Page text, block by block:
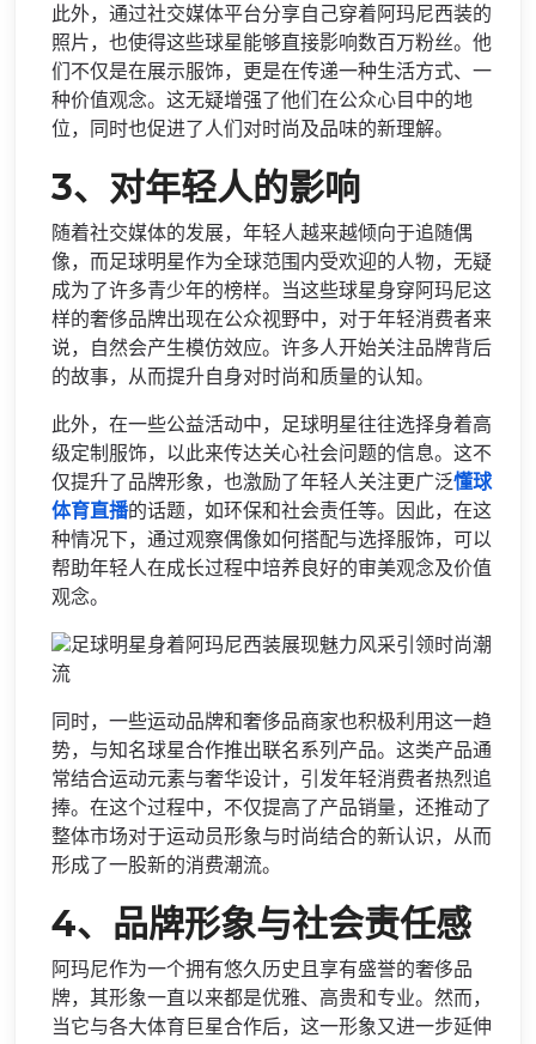
此外，通过社交媒体平台分享自己穿着阿玛尼西装的
照片，也使得这些球星能够直接影响数百万粉丝。他
们不仅是在展示服饰，更是在传递一种生活方式、一
种价值观念。这无疑增强了他们在公众心目中的地
位，同时也促进了人们对时尚及品味的新理解。
3、对年轻人的影响
随着社交媒体的发展，年轻人越来越倾向于追随偶
像，而足球明星作为全球范围内受欢迎的人物，无疑
成为了许多青少年的榜样。当这些球星身穿阿玛尼这
样的奢侈品牌出现在公众视野中，对于年轻消费者来
说，自然会产生模仿效应。许多人开始关注品牌背后
的故事，从而提升自身对时尚和质量的认知。
此外，在一些公益活动中，足球明星往往选择身着高
级定制服饰，以此来传达关心社会问题的信息。这不
仅提升了品牌形象，也激励了年轻人关注更广泛懂球
体育直播的话题，如环保和社会责任等。因此，在这
种情况下，通过观察偶像如何搭配与选择服饰，可以
帮助年轻人在成长过程中培养良好的审美观念及价值
观念。
同时，一些运动品牌和奢侈品商家也积极利用这一趋
势，与知名球星合作推出联名系列产品。这类产品通
常结合运动元素与奢华设计，引发年轻消费者热烈追
捧。在这个过程中，不仅提高了产品销量，还推动了
整体市场对于运动员形象与时尚结合的新认识，从而
形成了一股新的消费潮流。
4、品牌形象与社会责任感
阿玛尼作为一个拥有悠久历史且享有盛誉的奢侈品
牌，其形象一直以来都是优雅、高贵和专业。然而，
当它与各大体育巨星合作后，这一形象又进一步延伸